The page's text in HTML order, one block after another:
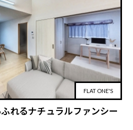
FLAT ONE'S
れるナチュラルファンシー